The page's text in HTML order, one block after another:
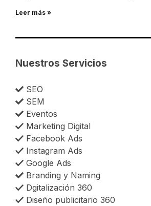
Leer más »
Nuestros Servicios
SEO
SEM
Eventos
Marketing Digital
Facebook Ads
Instagram Ads
Google Ads
Branding y Naming
Dgitalización 360
Diseño publicitario 360